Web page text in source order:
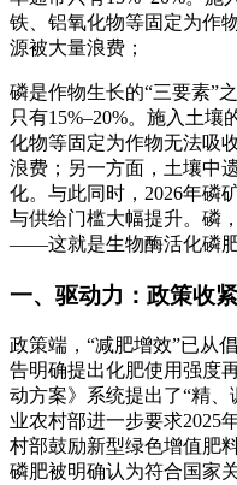
铁、铝氧化物等固定为作
源被大量浪费；
磷是作物生长的“三要素”
只有15%–20%。施入土壤
化物等固定为作物无法吸
浪费；另一方面，土壤中
化。与此同时，2026年磷
与供给门槛大幅提升。 磷
——这就是生物酶活化磷肥
一、驱动力：政策收
政策端 ，“减肥增效”已从
告明确提出化肥使用强度
动方案》系统提出了“精
业农村部进一步要求2025
村部鼓励新型绿色增值肥
磷肥被明确认为符合国家